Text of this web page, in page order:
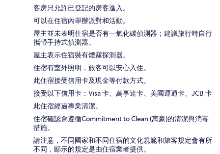
客房只允許已登記的房客進入。
可以在住宿內舉辦派對和活動。
屋主並未表明住宿是否有一氧化碳偵測器；建議旅行時自行
攜帶手持式偵測器。
屋主表示住宿裝有煙霧探測器。
住宿有室外照明，旅客可以安心入住。
此住宿接受信用卡及現金等付款方式。
接受以下信用卡：Visa 卡、萬事達卡、美國運通卡、JCB 卡
此住宿經過專業清潔。
住宿確認會遵循Commitment to Clean (萬豪)的清潔與消毒
措施。
請注意，不同國家和不同住宿的文化規範和旅客規定會有所
不同，顯示的規定是由住宿業者提供。